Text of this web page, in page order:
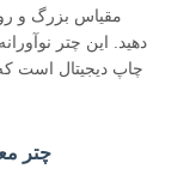
دربارهی ما
مقیاس بزرگ و
دهید. این چتر
چاپ دیجیتال است
چتر